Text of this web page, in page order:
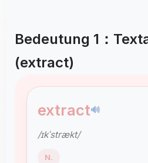
Bedeutung 1：
(extract)
extract🔊
/ɪkˈstrækt/
N.